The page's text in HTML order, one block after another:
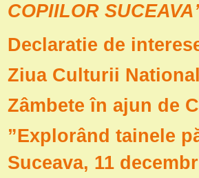
COPIILOR
Declaratie de
Ziua Culturii
Zâmbete în ajun de
”Explorând tainele
Suceava, 11